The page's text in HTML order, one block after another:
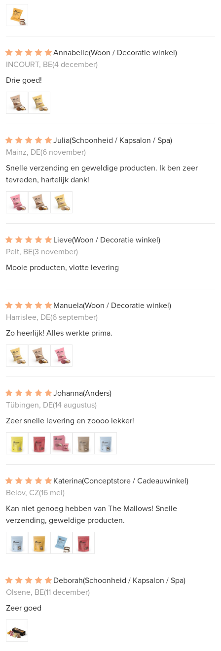
Annabelle(Woon / Decoratie winkel)
INCOURT, BE(4 december)
Drie goed!
Julia(Schoonheid / Kapsalon / Spa)
Mainz, DE(6 november)
Snelle verzending en geweldige producten. Ik ben zeer
tevreden, hartelijk dank!
Lieve(Woon / Decoratie winkel)
Pelt, BE(3 november)
Mooie producten, vlotte levering
Manuela(Woon / Decoratie winkel)
Harrislee, DE(6 september)
Zo heerlijk! Alles werkte prima.
Johanna(Anders)
Tübingen, DE(14 augustus)
Zeer snelle levering en zoooo lekker!
Katerina(Conceptstore / Cadeauwinkel)
Belov, CZ(16 mei)
Kan niet genoeg hebben van The Mallows! Snelle
verzending, geweldige producten.
Deborah(Schoonheid / Kapsalon / Spa)
Olsene, BE(11 december)
Zeer goed